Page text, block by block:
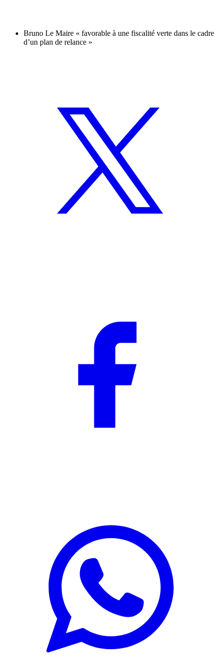
Bruno Le Maire « favorable à une fiscalité verte dans le cadre
d’un plan de relance »